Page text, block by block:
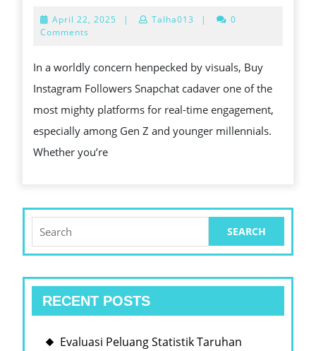
TO
SNAPCHAT
FOLLOWERS
USING
TRUSTWORTHY
SMM
April 22, 2025 April
| Talha013 |
0
Comments
In a worldly concern henpecked by visuals, Buy
Instagram Followers Snapchat cadaver one of the
most mighty platforms for real-time engagement,
especially among Gen Z and younger millennials.
Whether you’re
for:
RECENT POSTS
Evaluasi Peluang Statistik Taruhan